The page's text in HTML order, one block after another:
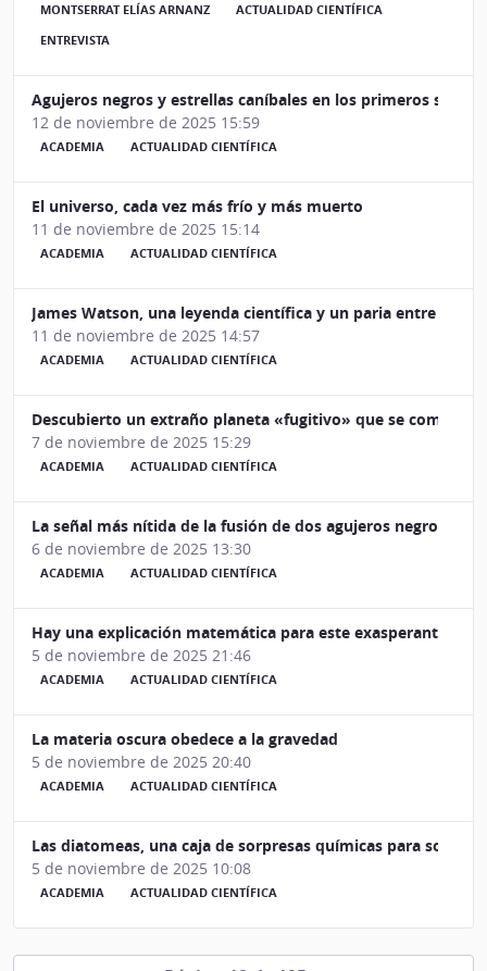
MONTSERRAT ELÍAS ARNANZ
ACTUALIDAD CIENTÍFICA
ENTREVISTA
Agujeros negros y estrellas caníbales en los primeros
12 de noviembre de 2025 15:59
ACADEMIA ACTUALIDAD CIENTÍFICA
El universo, cada vez más frío y más muerto
11 de noviembre de 2025 15:14
ACADEMIA ACTUALIDAD CIENTÍFICA
James Watson, una leyenda científica y un paria entre sus
11 de noviembre de 2025 14:57
ACADEMIA ACTUALIDAD CIENTÍFICA
Descubierto un extraño planeta «fugitivo» que se
7 de noviembre de 2025 15:29
ACADEMIA ACTUALIDAD CIENTÍFICA
La señal más nítida de la fusión de dos agujeros negros
6 de noviembre de 2025 13:30
ACADEMIA ACTUALIDAD CIENTÍFICA
Hay una explicación matemática para este exasperante
5 de noviembre de 2025 21:46
ACADEMIA ACTUALIDAD CIENTÍFICA
La materia oscura obedece a la gravedad
5 de noviembre de 2025 20:40
ACADEMIA ACTUALIDAD CIENTÍFICA
Las diatomeas, una caja de sorpresas químicas para
5 de noviembre de 2025 10:08
ACADEMIA ACTUALIDAD CIENTÍFICA